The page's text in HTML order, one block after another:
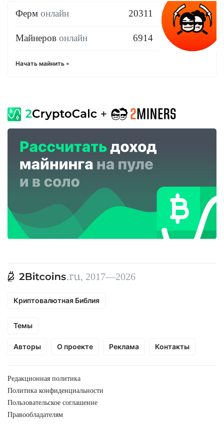
Ферм онлайн 20311
Майнеров онлайн 6914
Начать майнить
, 2017—2026
Криптовалютная Библия
Темы
Авторы О проекте Реклама Контакты
Редакционная политика
Политика конфиденциальности
Пользовательское соглашение
Правообладателям